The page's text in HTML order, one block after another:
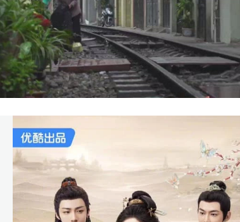
01:05 TRUVID NEW STUNNING VIETNAM